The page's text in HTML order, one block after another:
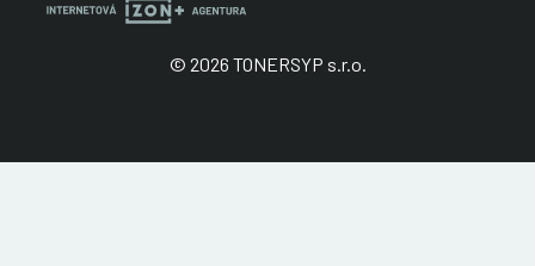
© 2026 TONERSYP s.r.o.